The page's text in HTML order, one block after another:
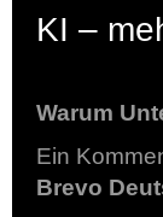
KI –
Warum
Ein
Brevo